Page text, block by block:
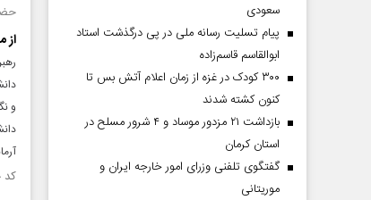
از
و
کد خبر: ۱۳۶۳۶۹۴
سعودی
پیام تسلیت رسانه ملی در پی درگذشت استاد
ابوالقاسم قاسم‌زاده
۳۰۰ کودک در غزه از زمان اعلام آتش بس تا
کنون کشته شدند
بازداشت ۲۱ مزدور موساد و ۴ شرور مسلح در
استان کرمان
گفتگوی تلفنی وزرای امور خارجه ایران و
موریتانی